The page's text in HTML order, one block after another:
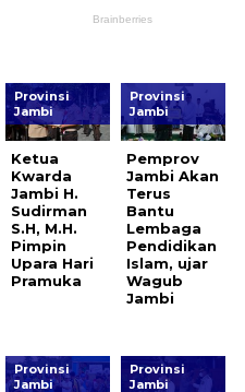
Provinsi
Jambi
Ketua
Kwarda
Jambi H.
Sudirman
S.H, M.H.
Pimpin
Upara Hari
Pramuka
Provinsi
Jambi
Pemprov
Jambi Akan
Terus
Bantu
Lembaga
Pendidikan
Islam, ujar
Wagub
Jambi
Provinsi
Jambi
Provinsi
Jambi